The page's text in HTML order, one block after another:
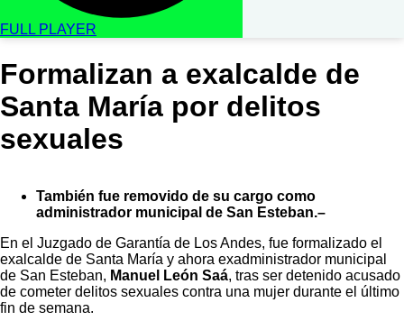
FULL PLAYER
Formalizan a exalcalde de
Santa María por delitos
sexuales
También fue removido de su cargo como
administrador municipal de San Esteban.–
En el Juzgado de Garantía de Los Andes, fue formalizado el
exalcalde de Santa María y ahora exadministrador municipal
de San Esteban, Manuel León Saá, tras ser detenido acusado
de cometer delitos sexuales contra una mujer durante el último
fin de semana.